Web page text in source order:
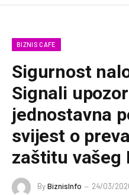
BIZNIS CAFE
Sigurnost
Signali
jednostavna
svijest o
zaštitu vašeg
ByBiznisInfo 24/03/